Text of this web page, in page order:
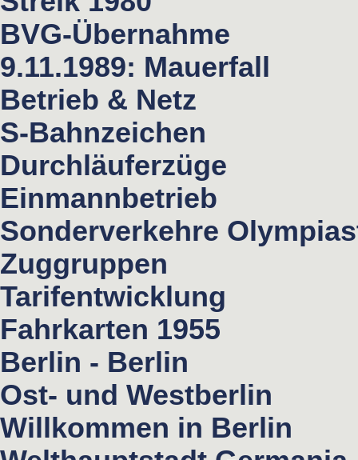
BVG-Übernahme
9.11.1989: Mauerfall
Betrieb & Netz
S-Bahnzeichen
Durchläuferzüge
Einmannbetrieb
Sonderverkehre
Zuggruppen
Tarifentwicklung
Fahrkarten 1955
Berlin - Berlin
Ost- und Westberlin
Willkommen in Berlin